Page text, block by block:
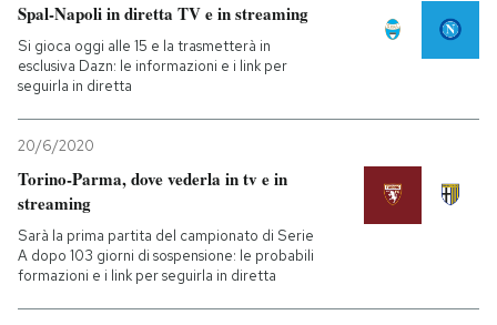
Spal-Napoli in diretta TV e in streaming
Si gioca oggi alle 15 e la trasmetterà in
esclusiva Dazn: le informazioni e i link per
seguirla in diretta
20/6/2020
Torino-Parma, dove vederla in tv e in
streaming
Sarà la prima partita del campionato di Serie
A dopo 103 giorni di sospensione: le probabili
formazioni e i link per seguirla in diretta